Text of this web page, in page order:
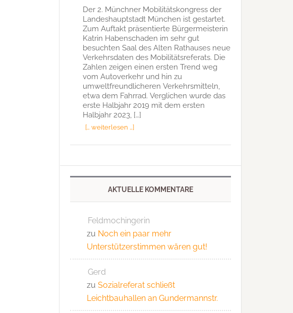
Der 2. Münchner Mobilitätskongress der
Landeshauptstadt München ist gestartet.
Zum Auftakt präsentierte Bürgermeisterin
Katrin Habenschaden im sehr gut
besuchten Saal des Alten Rathauses neue
Verkehrsdaten des Mobilitätsreferats. Die
Zahlen zeigen einen ersten Trend weg
vom Autoverkehr und hin zu
umweltfreundlicheren Verkehrsmitteln,
etwa dem Fahrrad. Verglichen wurde das
erste Halbjahr 2019 mit dem ersten
Halbjahr 2023, […]
[… weiterlesen …]
AKTUELLE KOMMENTARE
Feldmochingerin
zu Noch ein paar mehr
Unterstützerstimmen wären gut!
Gerd
zu Sozialreferat schließt
Leichtbauhallen an Gundermannstr.